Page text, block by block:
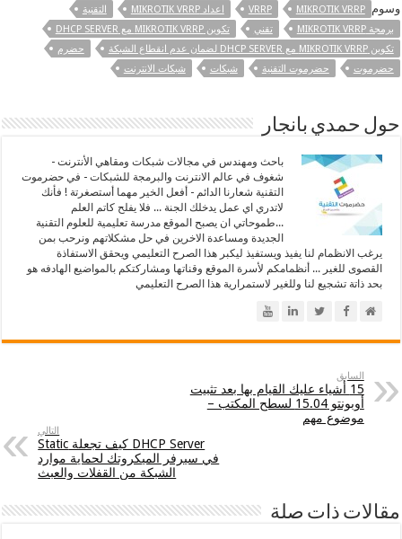
وسوم MIKROTIK VRRP
VRRP اعداد MIKROTIK VRRP
التقنية
برمجة MIKROTIK VRRP
تقني
تكوين MIKROTIK VRRP مع DHCP SERVER
تكوين MIKROTIK VRRP مع DHCP SERVER لضمان عدم انقطاع الشبكة
حضرم
حضرموت
حضرموت التقنية شبكات شبكات الانترنت
حول حمدي بانجار
باحث ومهندس في مجالات شبكات ومقاهي الأنترنت -
شغوف في عالم الانترنت والبرمجة للشبكات - في حضرموت
التقنية شعارنا الدائم - أفعل الخير مهما أستصغرتة ! فأنك
لاتدري اي عمل يدخلك الجنة ... فلا يفلح كاتم العلم
...طموحاتي ان يصبح الموقع مدرسة تعليمية للعلوم التقنية
الجديدة ومساعدة الاخرين في حل مشكلاتهم ونرحب بمن
يرغب الانظمام لنا يفيذ ويستفيذ ليكبر هذا الصرح التعليمي ويحقق الاستفاذة
القصوى للغير ... أنظمامكم لأسرة الموقع وقناتها ومشاركتكم بالمواضيع الهادفه هو
بحد ذاتة تشجيع لنا وللغير لاستمرارية هذا الصرح التعليمي
السابق
15 أشياء عليك القيام بها بعد تثبيت
أوبونتو 15.04 لسطح المكتب –
موضوع مهم
التالي
DHCP Server كيف تجعلة Static
في سيرفر الميكروتك لحماية موارد
الشبكة من القفلات والعبث
مقالات ذات صلة